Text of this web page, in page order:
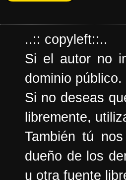
..:: copyleft::..
Si el autor no
dominio público.
Si no deseas
libremente,
También tú
dueño de los
u otra fuente